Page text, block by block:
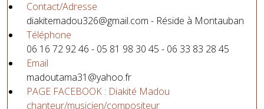
Contact/Adresse
diakitemadou326@gmail.com - Réside à Montauban
Téléphone
06 16 72 92 46 - 05 81 98 30 45 - 06 33 83 28 45
Email
madoutama31@yahoo.fr
PAGE FACEBOOK : Diakité Madou
chanteur/musicien/compositeur